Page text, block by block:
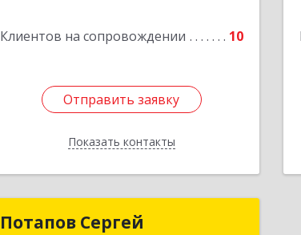
Клиентов на сопровождении 10
Отправить заявку
Показать контакты
Отправить заявку
Назад
Потапов СергейПотапов Сергей